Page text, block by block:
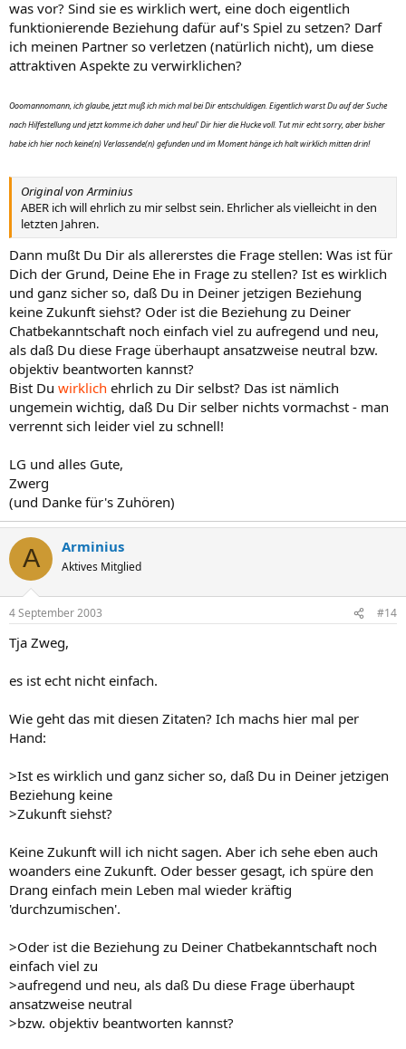
was vor? Sind sie es wirklich wert, eine doch eigentlich
funktionierende Beziehung dafür auf's Spiel zu setzen? Darf
ich meinen Partner so verletzen (natürlich nicht), um diese
attraktiven Aspekte zu verwirklichen?
Ooomannomann, ich glaube, jetzt muß ich mich mal bei Dir entschuldigen. Eigentlich warst Du auf der Suche
nach Hilfestellung und jetzt komme ich daher und heul' Dir hier die Hucke voll. Tut mir echt sorry, aber bisher
habe ich hier noch keine(n) Verlassende(n) gefunden und im Moment hänge ich halt wirklich mitten drin!
Original von Arminius
ABER ich will ehrlich zu mir selbst sein. Ehrlicher als vielleicht in den
letzten Jahren.
Dann mußt Du Dir als allererstes die Frage stellen: Was ist für
Dich der Grund, Deine Ehe in Frage zu stellen? Ist es wirklich
und ganz sicher so, daß Du in Deiner jetzigen Beziehung
keine Zukunft siehst? Oder ist die Beziehung zu Deiner
Chatbekanntschaft noch einfach viel zu aufregend und neu,
als daß Du diese Frage überhaupt ansatzweise neutral bzw.
objektiv beantworten kannst?
Bist Du wirklich ehrlich zu Dir selbst? Das ist nämlich
ungemein wichtig, daß Du Dir selber nichts vormachst - man
verrennt sich leider viel zu schnell!
LG und alles Gute,
Zwerg
(und Danke für's Zuhören)
A Arminius
Aktives Mitglied
4 September 2003 #14
Tja Zweg,
es ist echt nicht einfach.
Wie geht das mit diesen Zitaten? Ich machs hier mal per
Hand:
>Ist es wirklich und ganz sicher so, daß Du in Deiner jetzigen
Beziehung keine
>Zukunft siehst?
Keine Zukunft will ich nicht sagen. Aber ich sehe eben auch
woanders eine Zukunft. Oder besser gesagt, ich spüre den
Drang einfach mein Leben mal wieder kräftig
'durchzumischen'.
>Oder ist die Beziehung zu Deiner Chatbekanntschaft noch
einfach viel zu
>aufregend und neu, als daß Du diese Frage überhaupt
ansatzweise neutral
>bzw. objektiv beantworten kannst?